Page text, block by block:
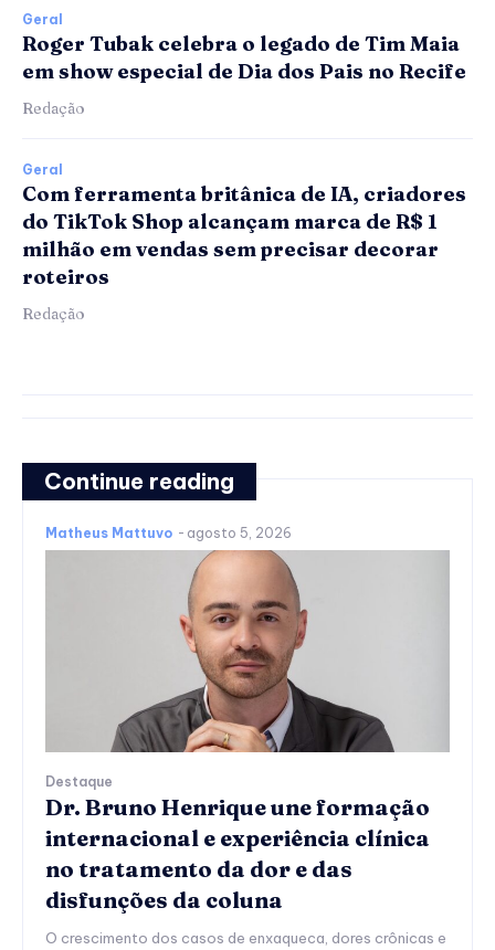
Geral
Roger Tubak celebra o legado de Tim Maia
em show especial de Dia dos Pais no Recife
Redação
Geral
Com ferramenta britânica de IA, criadores
do TikTok Shop alcançam marca de R$ 1
milhão em vendas sem precisar decorar
roteiros
Redação
Continue reading
Matheus Mattuvo - agosto 5, 2026
Destaque
Dr. Bruno Henrique une formação
internacional e experiência clínica
no tratamento da dor e das
disfunções da coluna
O crescimento dos casos de enxaqueca, dores crônicas e